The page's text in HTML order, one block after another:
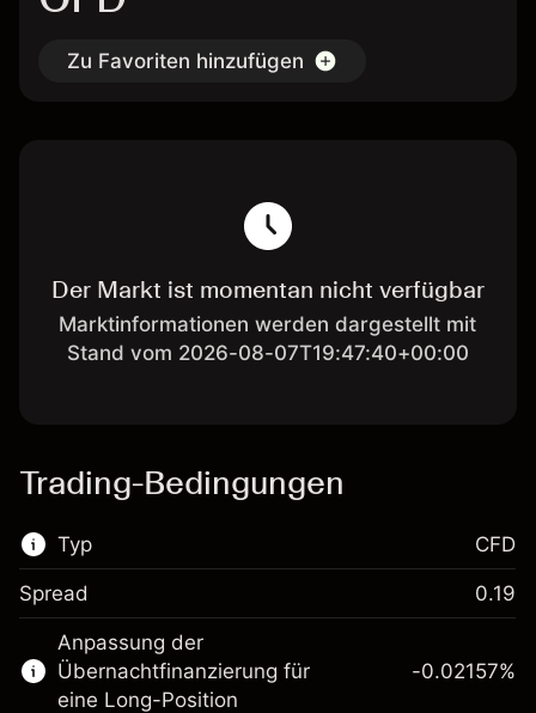
Zu Favoriten hinzufügen
Der Markt ist momentan nicht verfügbar
Marktinformationen werden dargestellt mit
Stand vom 2026-08-07T19:47:40+00:00
Trading-Bedingungen
Typ
Dieser Finanzmarkt steht für das CFD-
Trading zur Verfügung.
Erfahren Sie mehr über:
CFD
Spread 0.19
Anpassung der
Übernachtfinanzierung für
eine Long-Position
-0.02157%